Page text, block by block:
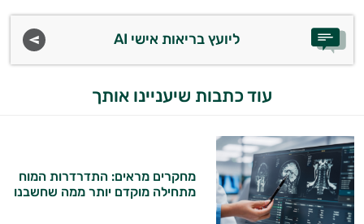
ליועץ בריאות אישי AI
עוד כתבות שיעניינו אותך
מחקרים מראים: התדרדרות המוח
מתחילה מוקדם יותר ממה שחשבנו